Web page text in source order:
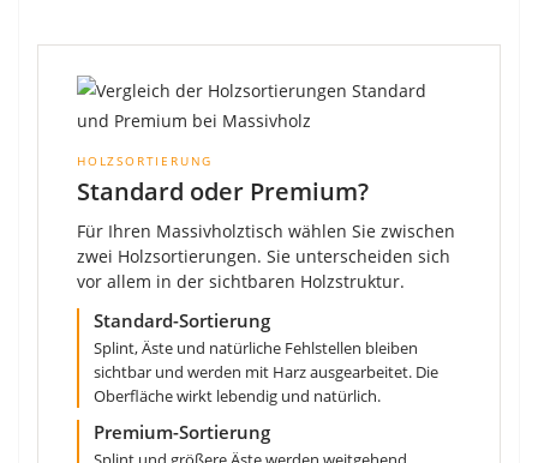
HOLZSORTIERUNG
Standard oder Premium?
Für Ihren Massivholztisch wählen Sie zwischen
zwei Holzsortierungen. Sie unterscheiden sich
vor allem in der sichtbaren Holzstruktur.
Standard-Sortierung
Splint, Äste und natürliche Fehlstellen bleiben
sichtbar und werden mit Harz ausgearbeitet. Die
Oberfläche wirkt lebendig und natürlich.
Premium-Sortierung